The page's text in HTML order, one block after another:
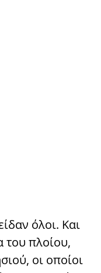
όλοι. Και
του πλοίου,
οι οποίοι